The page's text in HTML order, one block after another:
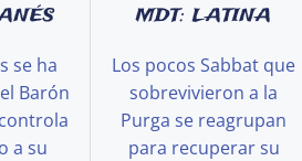
se ha
Barón
a su
MDT: LATINA
Los pocos Sabbat que
sobrevivieron a la
Purga se reagrupan
para recuperar su